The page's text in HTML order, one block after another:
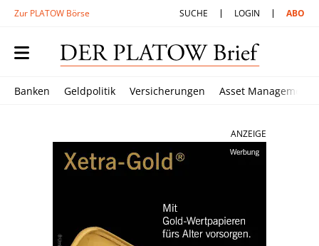
Zur PLATOW Börse SUCHE LOGIN ABO
Banken Geldpolitik Versicherungen Asset Management
ANZEIGE